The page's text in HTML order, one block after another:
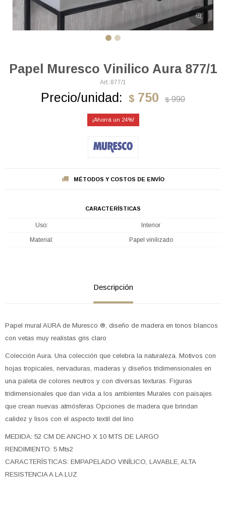
Papel Muresco Vinilico Aura 877/1
877/1
Precio/unidad: $ 750 $ 990
24
MÉTODOS Y COSTOS DE ENVÍO
CARACTERÍSTICAS
Uso Interior
Material Papel vinilizado
Descripción
Papel mural AURA de Muresco ®, diseño de madera en tonos blancos
con vetas muy realistas gris claro
Colección Aura. Una colección que celebra la naturaleza. Motivos con
hojas tropicales, nervaduras, maderas y diseños tridimensionales en
una paleta de colores neutros y con diversas texturas. Figuras
tridimensionales que dan vida a los ambientes Murales con paisajes
que crean nuevas atmósferas Opciones de madera que brindan
calidez y lisos con el aspecto textil del lino
MEDIDA: 52 CM DE ANCHO X 10 MTS DE LARGO
RENDIMIENTO: 5 Mts2
CARACTERÍSTICAS: EMPAPELADO VINÍLICO, LAVABLE, ALTA
RESISTENCIA A LA LUZ